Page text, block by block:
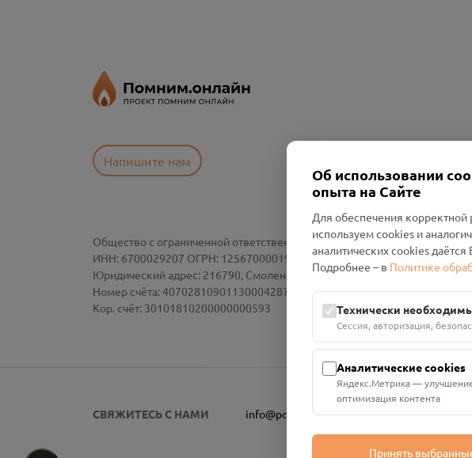
Напишите нам
Общество с ограниченной ответственностью «Смоленский Проект
ИНН: 6700029207 ОГРН: 1256700001986
Юридический адрес: 216790, Смоленская область, р-н Руднянский, г.
Номер счёта: 40702810901130004287 в АО "АЛЬФА-БАНК"
Кор. счёт: 30101810200000000593
СВЯЖИТЕСЬ С НАМИ info@pomnim.online
Об использовании
опыта на Сайте
Для обеспечения корректной
используем cookies и
аналитических cookies
Подробнее – в Политике
Технически
Сессия, авторизация,
Аналитические cookies
Яндекс.Метрика — улучшение
оптимизация контента
Принять